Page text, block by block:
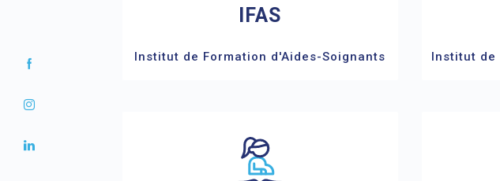
IFAS
Institut de Formation d'Aides-Soignants Institut de